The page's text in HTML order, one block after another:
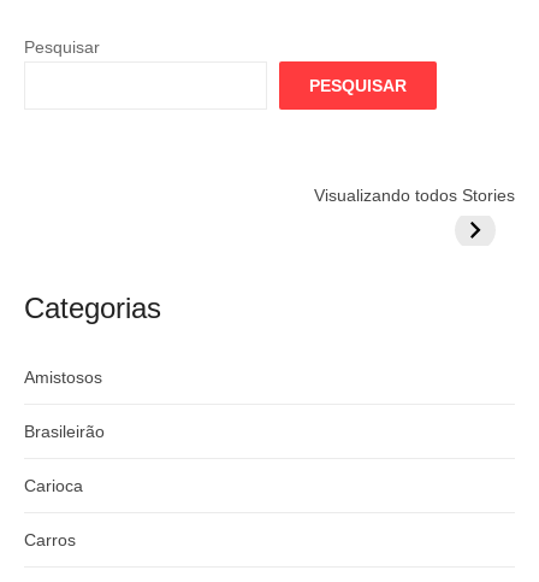
Pesquisar
PESQUISAR
Visualizando todos Stories
argentino
do
Categorias
Amistosos
Brasileirão
Carioca
Carros